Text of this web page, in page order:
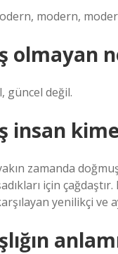
modern,
olmayan
güncel değil.
insan
zamanda
için
yenilikçi ve